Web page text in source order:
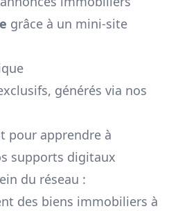
grâce à un mini-site
générés via nos
pour apprendre à
supports digitaux
du réseau :
des biens immobiliers à